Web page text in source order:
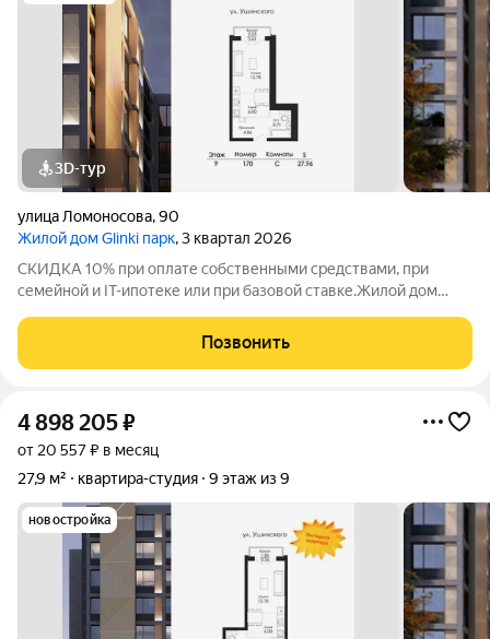
3D-тур
улица Ломоносова,90
Жилой дом Glinki парк, 3 квартал 2026
СКИДКА 10% при оплате собственными средствами, при
семейной и IT-ипотеке или при базовой ставке.Жилой дом
комфортной жизни в окружении зелени вокруг несколько
крупных парков и садов. Это 9-этажный
Позвонить
4 898 205₽
от 20 557 ₽ в месяц
27,9 м²
квартира-студия 9 этаж из 9
новостройка